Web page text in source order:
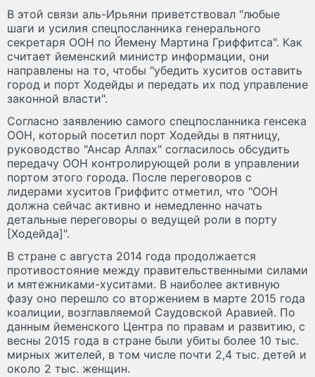
В этой связи аль-Ирьяни приветствовал "любые
шаги и усилия спецпосланника генерального
секретаря ООН по Йемену Мартина Гриффитса". Как
считает йеменский министр информации, они
направлены на то, чтобы "убедить хуситов оставить
город и порт Ходейды и передать их под управление
законной власти".
Согласно заявлению самого спецпосланника генсека
ООН, который посетил порт Ходейды в пятницу,
руководство "Ансар Аллах" согласилось обсудить
передачу ООН контролирующей роли в управлении
портом этого города. После переговоров с
лидерами хуситов Гриффитс отметил, что "ООН
должна сейчас активно и немедленно начать
детальные переговоры о ведущей роли в порту
[Ходейда]".
В стране с августа 2014 года продолжается
противостояние между правительственными силами
и мятежниками-хуситами. В наиболее активную
фазу оно перешло со вторжением в марте 2015 года
коалиции, возглавляемой Саудовской Аравией. По
данным йеменского Центра по правам и развитию, с
весны 2015 года в стране были убиты более 10 тыс.
мирных жителей, в том числе почти 2,4 тыс. детей и
около 2 тыс. женщин.